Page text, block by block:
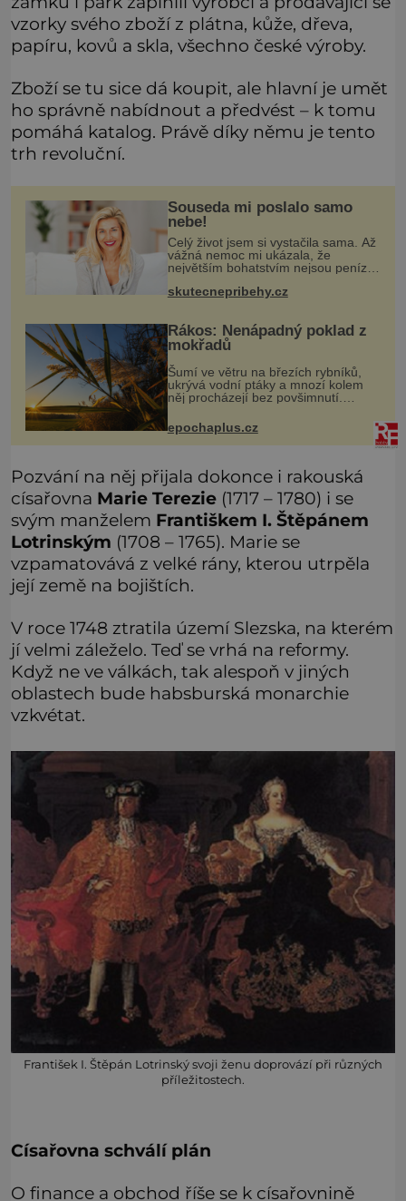
vzorky svého zboží z plátna, kůže, dřeva,
papíru, kovů a skla, všechno české výroby.
Zboží se tu sice dá koupit, ale hlavní je umět
ho správně nabídnout a předvést – k tomu
pomáhá katalog. Právě díky němu je tento
trh revoluční.
Souseda mi poslalo samo
nebe!
Celý život jsem si vystačila sama. Až
vážná nemoc mi ukázala, že
největším bohatstvím nejsou peníze
ochotný podat pomocnou ruku.
skutecnepribehy.cz
Rákos: Nenápadný poklad z
mokřadů
Šumí ve větru na březích rybníků,
ukrývá vodní ptáky a mnozí kolem
něj procházejí bez povšimnutí.
Přesto právě rákos pomáhal stavět
domy, vyrábět lodě, zapisovat první
texty a inspiroval řadu pověstí.
epochaplus.cz
Pozvání na něj přijala dokonce i rakouská
císařovna Marie Terezie (1717 – 1780) i se
svým manželem Františkem I. Štěpánem
Lotrinským (1708 – 1765). Marie se
vzpamatovává z velké rány, kterou utrpěla
její země na bojištích.
V roce 1748 ztratila území Slezska, na kterém
jí velmi záleželo. Teď se vrhá na reformy.
Když ne ve válkách, tak alespoň v jiných
oblastech bude habsburská monarchie
vzkvétat.
František I. Štěpán Lotrinský svoji ženu doprovází při různých
příležitostech.
Císařovna schválí plán
O finance a obchod říše se k císařovnině